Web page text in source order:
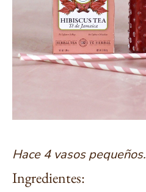
Hace 4 vasos pequeños.
Ingredientes: